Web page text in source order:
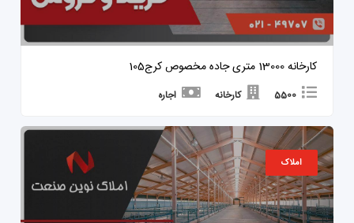
کارخانه 13000 متری جاده مخصوص کرج105
5500 کارخانه اجاره
املاک